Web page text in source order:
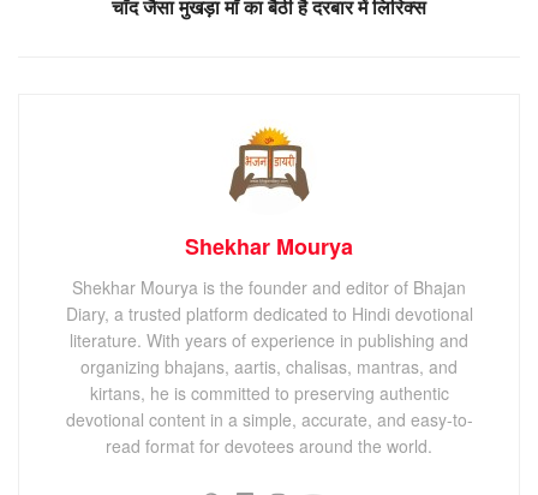
चाँद जैसा मुखड़ा माँ का बैठी है दरबार में लिरिक्स
Shekhar Mourya
Shekhar Mourya is the founder and editor of Bhajan
Diary, a trusted platform dedicated to Hindi devotional
literature. With years of experience in publishing and
organizing bhajans, aartis, chalisas, mantras, and
kirtans, he is committed to preserving authentic
devotional content in a simple, accurate, and easy-to-
read format for devotees around the world.